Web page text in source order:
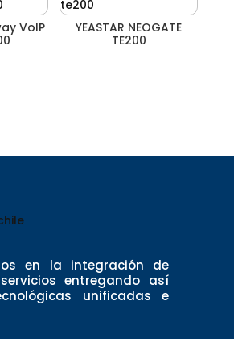
VoIP
YEASTAR NEOGATE
TE200
en la integración de
entregando así
unificadas e